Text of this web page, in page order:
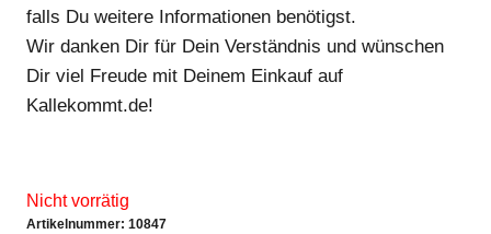
falls Du weitere Informationen benötigst.
Wir danken Dir für Dein Verständnis und wünschen
Dir viel Freude mit Deinem Einkauf auf
Kallekommt.de!
Nicht vorrätig
Artikelnummer: 10847